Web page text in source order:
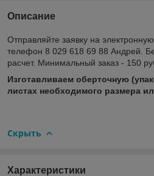
Описание
Отправляйте заявку на
телефон 8 029 618 69 88 Андрей.
расчет. Минимальный заказ - 150
Изготавливаем оберточную
листах необходимого размера
Скрыть
Характеристики